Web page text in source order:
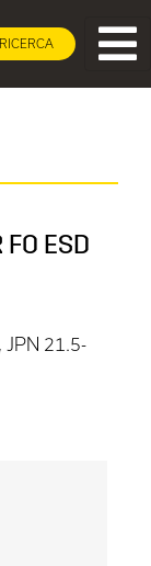
RICERCA
FO ESD
JPN 21.5-